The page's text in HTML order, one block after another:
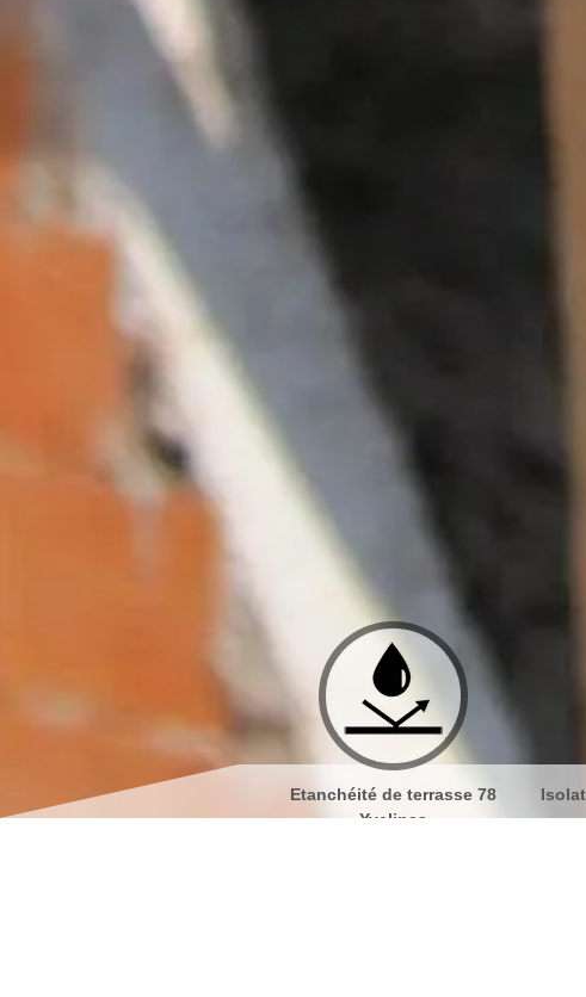
Etanchéité de terrasse 78
Yvelines
Isolation de toiture 78 Yvelines